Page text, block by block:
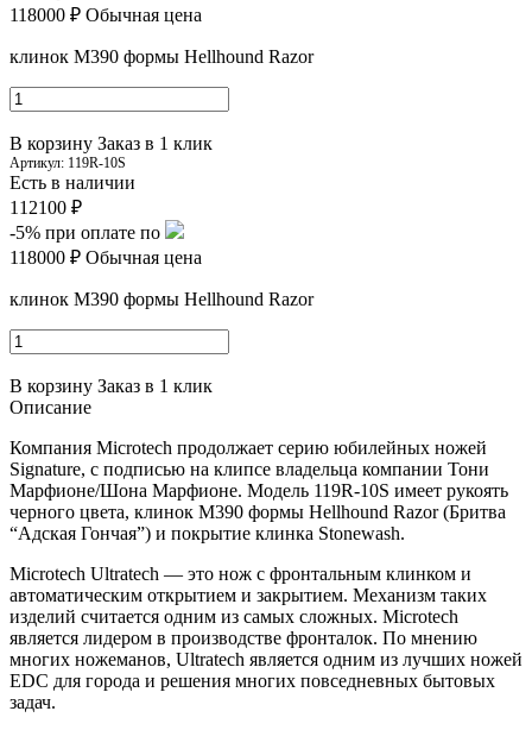
118000 ₽ Обычная цена
клинок M390 формы Hellhound Razor
В корзину Заказ в 1 клик
Артикул: 119R-10S
Есть в наличии
112100 ₽
-5% при оплате по
118000 ₽ Обычная цена
клинок M390 формы Hellhound Razor
В корзину Заказ в 1 клик
Описание
Компания Microtech продолжает серию юбилейных ножей
Signature, с подписью на клипсе владельца компании Тони
Марфионе/Шона Марфионе. Модель 119R-10S имеет рукоять
черного цвета, клинок M390 формы Hellhound Razor(Бритва
“Адская Гончая”) и покрытие клинка Stonewash.
Microtech Ultratech — это нож с фронтальным клинком и
автоматическим открытием и закрытием. Механизм таких
изделий считается одним из самых сложных. Microtech
является лидером в производстве фронталок. По мнению
многих ножеманов, Ultratech является одним из лучших ножей
EDC для города и решения многих повседневных бытовых
задач.